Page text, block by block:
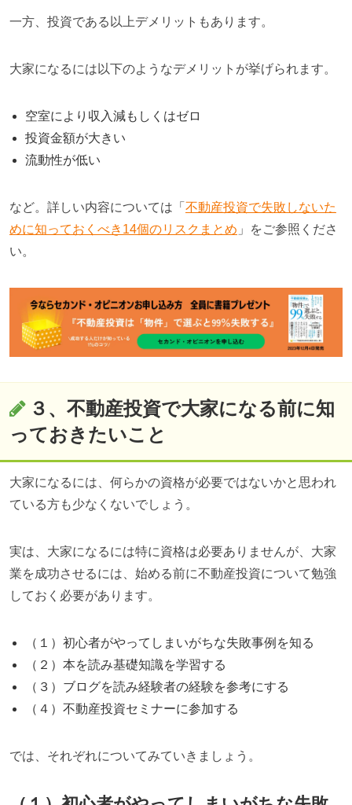
一方、投資である以上デメリットもあります。
大家になるには以下のようなデメリットが挙げられます。
空室により収入減もしくはゼロ
投資金額が大きい
流動性が低い
など。詳しい内容については「 不動産投資で失敗しないた
めに知っておくべき14個のリスクまとめ 」をご参照くださ
い。
３、不動産投資で大家になる前に知
っておきたいこと
大家になるには、何らかの資格が必要ではないかと思われ
ている方も少なくないでしょう。
実は、大家になるには特に資格は必要ありませんが、大家
業を成功させるには、始める前に不動産投資について勉強
しておく必要があります。
（１）初心者がやってしまいがちな失敗事例を知る
（２）本を読み基礎知識を学習する
（３）ブログを読み経験者の経験を参考にする
（４）不動産投資セミナーに参加する
では、それぞれについてみていきましょう。